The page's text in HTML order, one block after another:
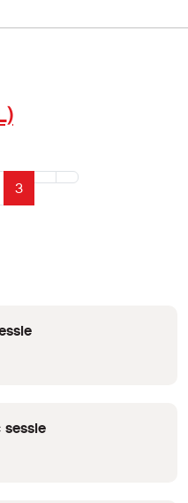
3
sessie